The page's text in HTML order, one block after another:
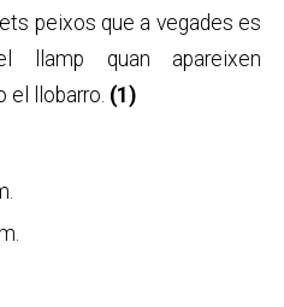
peixos que a vegades es
llamp quan apareixen
el llobarro. (1)